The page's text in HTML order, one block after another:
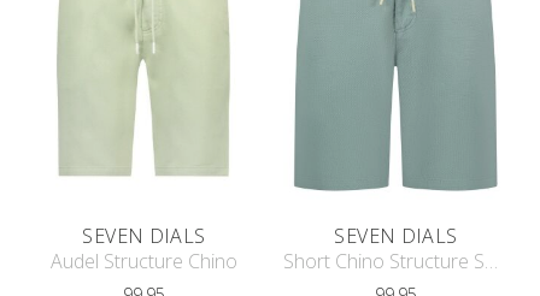
SEVEN DIALS
Audel Structure Chino
SEVEN DIALS
Short Chino Structure SDL251089FE06